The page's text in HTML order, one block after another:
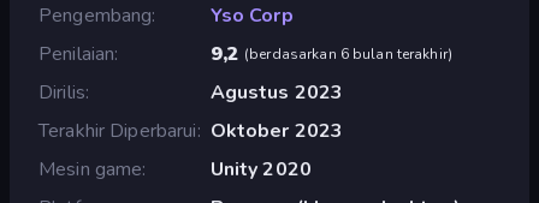
Pengembang
Yso Corp
Penilaian
9,2 (berdasarkan 6 bulan terakhir)
Dirilis
Agustus 2023
Terakhir Diperbarui
Oktober 2023
Mesin game
Unity 2020